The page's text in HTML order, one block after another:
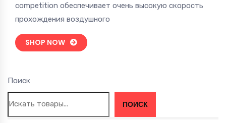
Поиск
ПОИСК
competition обеспечивает очень высокую скорость
прохождения воздушного
SHOP NOW